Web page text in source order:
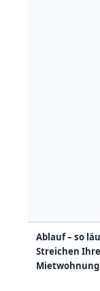
Ablauf – so
Streichen
Mietwohnung